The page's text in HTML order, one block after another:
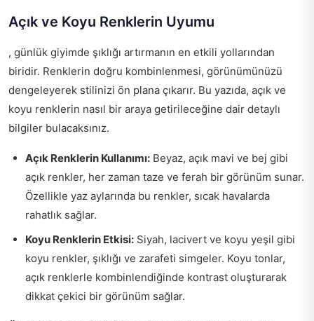
Açık ve Koyu Renklerin Uyumu
, günlük giyimde şıklığı artırmanın en etkili yollarından
biridir. Renklerin doğru kombinlenmesi, görünümünüzü
dengeleyerek stilinizi ön plana çıkarır. Bu yazıda, açık ve
koyu renklerin nasıl bir araya getirileceğine dair detaylı
bilgiler bulacaksınız.
Açık Renklerin Kullanımı: Beyaz, açık mavi ve bej gibi
açık renkler, her zaman taze ve ferah bir görünüm sunar.
Özellikle yaz aylarında bu renkler, sıcak havalarda
rahatlık sağlar.
Koyu Renklerin Etkisi: Siyah, lacivert ve koyu yeşil gibi
koyu renkler, şıklığı ve zarafeti simgeler. Koyu tonlar,
açık renklerle kombinlendiğinde kontrast oluşturarak
dikkat çekici bir görünüm sağlar.